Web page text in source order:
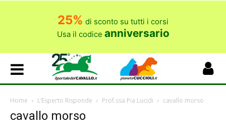
25% di sconto su tutti i corsi
Usa il codice anniversario
Home L’Esperto Risponde Prof.ssa Pia Lucidi cavallo morso
cavallo morso